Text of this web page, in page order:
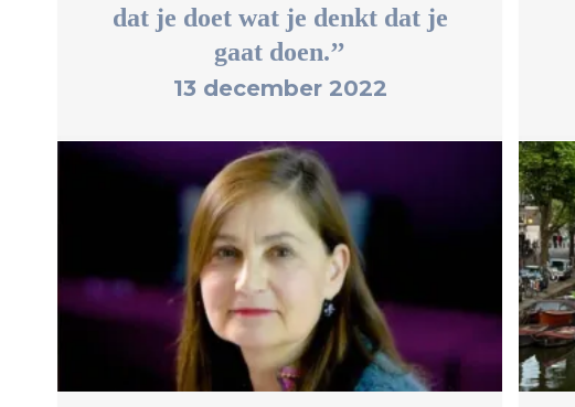
dat je doet wat je denkt dat je
gaat doen.’’
13 december 2022